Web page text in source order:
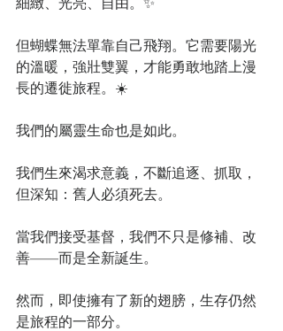
但蝴蝶無法單靠自己飛翔。它需要陽光
的溫暖，強壯雙翼，才能勇敢地踏上漫
長的遷徙旅程。☀️
我們的屬靈生命也是如此。
我們生來渴求意義，不斷追逐、抓取，
但深知：舊人必須死去。
當我們接受基督，我們不只是修補、改
善——而是全新誕生。
然而，即使擁有了新的翅膀，生存仍然
是旅程的一部分。